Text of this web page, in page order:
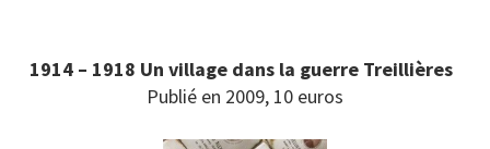
1914 – 1918 Un village dans la guerre Treillières
Publié en 2009, 10 euros